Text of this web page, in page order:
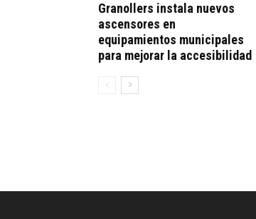
Granollers instala nuevos
ascensores en
equipamientos municipales
para mejorar la accesibilidad